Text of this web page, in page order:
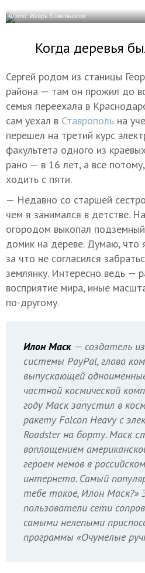
Фото: Игорь Кожевников
Когда деревья
Сергей родом из станицы
района — там он прожил до
семья переехала в
сам уехал в Ставрополь на
перешел на третий курс
факультета одного из
рано — в 16 лет, а все
ходить с пяти.
— Недавно со старшей
чем я занимался в детстве.
огородом выкопал
домик на дереве. Думаю, что
за что не согласился
землянку. Интересно ведь —
восприятие мира, иные
по-другому.
Илон Маск — создатель
системы PayPal, глава
выпускающей
частной космической
году Маск запустил в
ракету Falcon Heavy c
Roadster на борту. Маск
воплощением
героем мемов в
интернета. Самый
тебе такое, Илон Маск?»
пользователи сети
самыми нелепыми
программы «Очумелые